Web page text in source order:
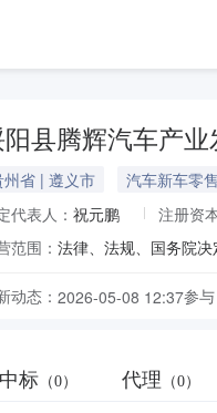
阳县腾辉汽车产
州省 | 遵义市 汽车新车零售
代表人： 祝元鹏 注册资
范围：
动态： 2026-05-08 12:37参与
中标 （0） 代理 （0）